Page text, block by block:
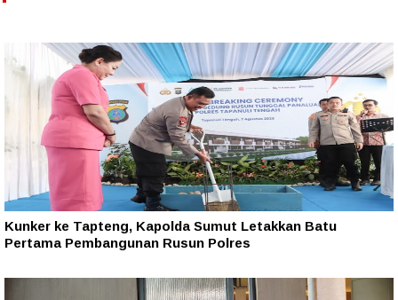
Kunker ke Tapteng, Kapolda Sumut Letakkan Batu
Pertama Pembangunan Rusun Polres